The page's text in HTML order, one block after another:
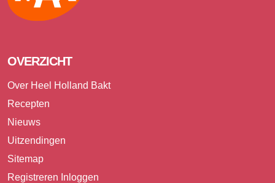
OVERZICHT
Over Heel Holland Bakt
Recepten
Nieuws
Uitzendingen
Sitemap
Registreren Inloggen